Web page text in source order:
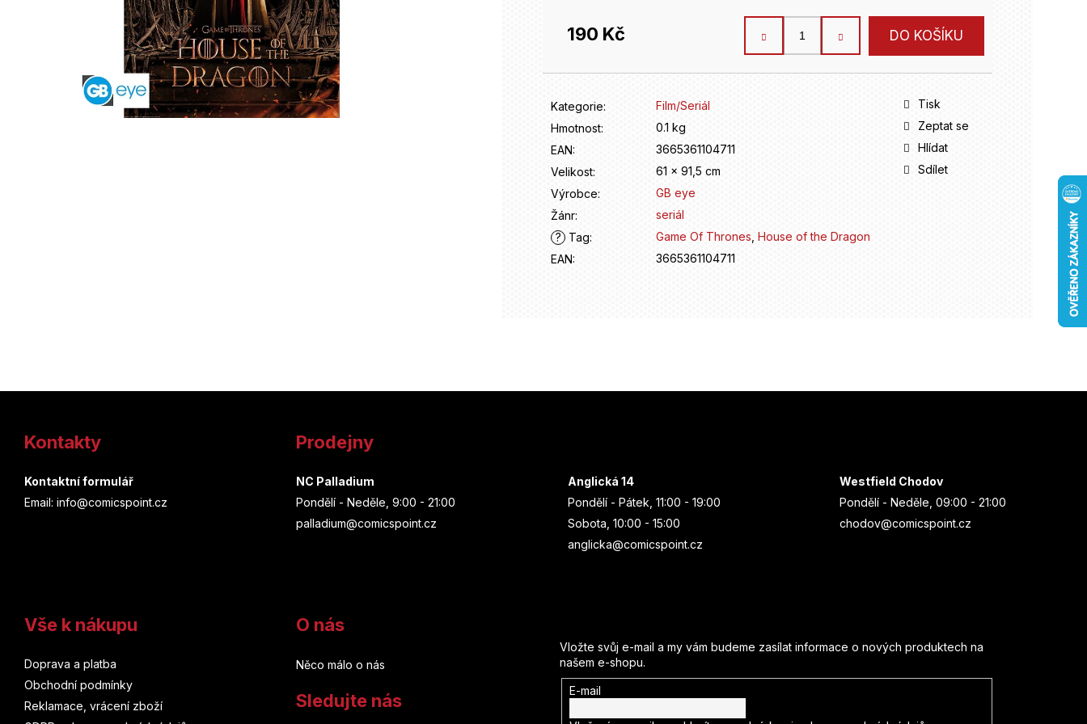
190 Kč
Měrná
DO KOŠÍKU
Kategorie:
Film/Seriál
Hmotnost:
0.1 kg
EAN:
3665361104711
Velikost:
61 x 91,5 cm
Výrobce:
GB eye
Žánr:
seriál
?
Tag: Game Of Thrones ,House of the Dragon
EAN: 3665361104711
Tisk
Zeptat se
Hlídat
Sdílet
Kontakty
Kontaktní formulář
Email: info@comicspoint.cz
Prodejny
NC Palladium
Pondělí - Neděle, 9:00 - 21:00
palladium@comicspoint.cz
Anglická 14
Pondělí - Pátek, 11:00 - 19:00
Sobota, 10:00 - 15:00
anglicka@comicspoint.cz
Westfield Chodov
Pondělí - Neděle, 09:00 - 21:00
chodov@comicspoint.cz
Vše k nákupu
Doprava a platba
Obchodní podmínky
Reklamace, vrácení zboží
O nás
Něco málo o nás
Sledujte nás
Vložte svůj e-mail a my vám budeme zasílat informace o nových produktech na
našem e-shopu.
E-mail